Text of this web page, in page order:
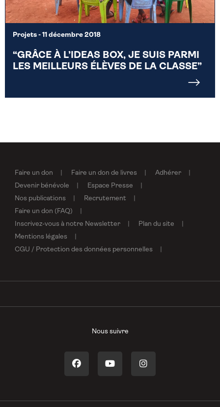
Projets - 11 décembre 2018
“GRÂCE À L’IDEAS BOX, JE SUIS PARMI
LES MEILLEURS ÉLÈVES DE LA CLASSE”
Faire un don Faire un don de livres
Adhérer
Devenir bénévole
Espace Presse
Nos publications
Recrutement
Faire un don (FAQ)
Inscrivez-vous à notre Newsletter
Plan du site
Mentions légales
CGU / Protection des données personnelles
Nous suivre